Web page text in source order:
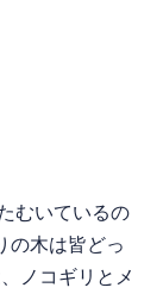
むいているの
木は皆どっ
ノコギリとメ